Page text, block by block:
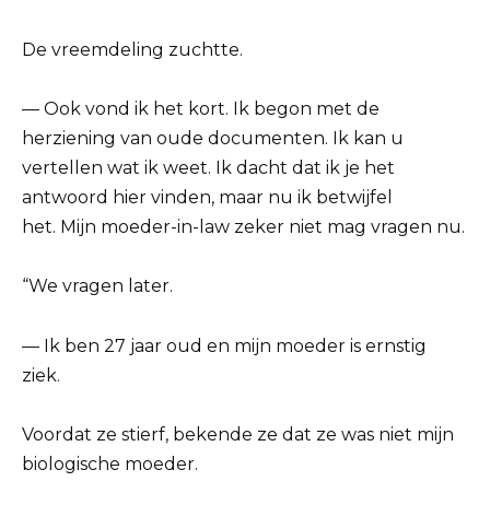
De vreemdeling zuchtte.
— Ook vond ik het kort. Ik begon met de
herziening van oude documenten. Ik kan u
vertellen wat ik weet. Ik dacht dat ik je het
antwoord hier vinden, maar nu ik betwijfel
het. Mijn moeder-in-law zeker niet mag vragen nu.
“We vragen later.
— Ik ben 27 jaar oud en mijn moeder is ernstig
ziek.
Voordat ze stierf, bekende ze dat ze was niet mijn
biologische moeder.